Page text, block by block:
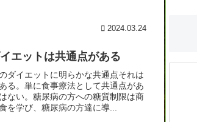
2024.03.24
エットは共通点がある
ダイエットに明らかな共通点それは
る。単に食事療法として共通点があ
ない。糖尿病の方への糖質制限は商
を学び、糖尿病の方達に導...